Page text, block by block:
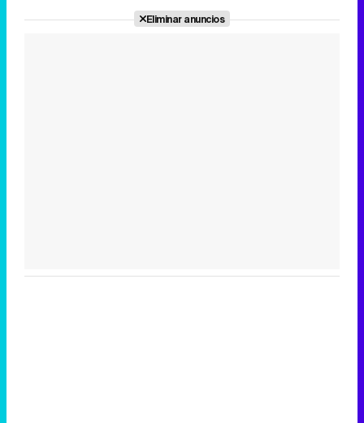
Eliminar anuncios